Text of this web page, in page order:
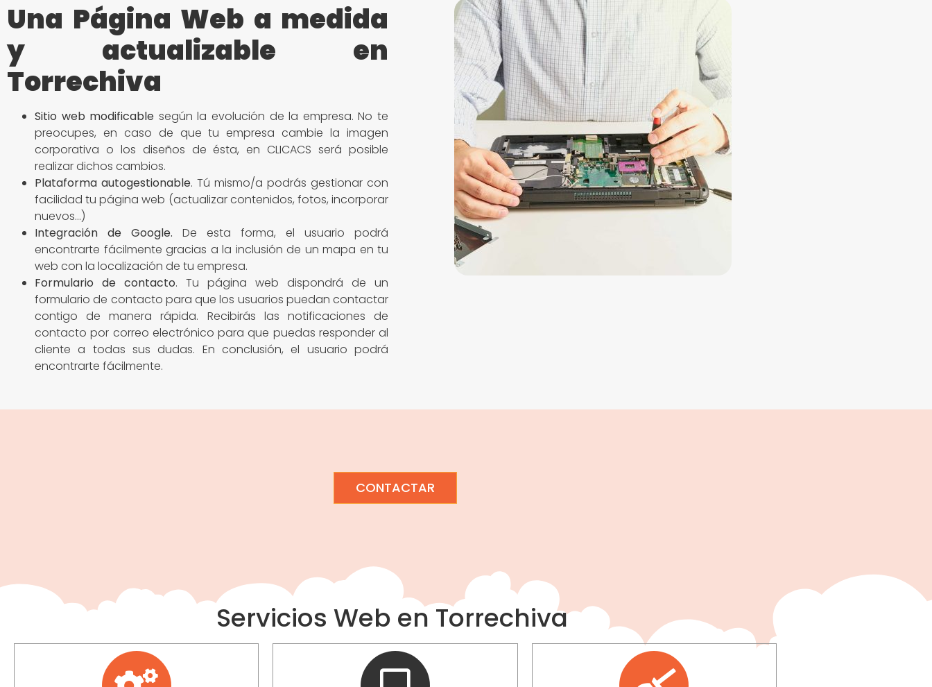
Una Página Web a medida
y actualizable en
Torrechiva
Sitio web modificable según la evolución de la empresa. No te
preocupes, en caso de que tu empresa cambie la imagen
corporativa o los diseños de ésta, en CLICACS será posible
realizar dichos cambios.
Plataforma autogestionable. Tú mismo/a podrás gestionar con
facilidad tu página web (actualizar contenidos, fotos, incorporar
nuevos…)
Integración de Google. De esta forma, el usuario podrá
encontrarte fácilmente gracias a la inclusión de un mapa en tu
web con la localización de tu empresa.
Formulario de contacto. Tu página web dispondrá de un
formulario de contacto para que los usuarios puedan contactar
contigo de manera rápida. Recibirás las notificaciones de
contacto por correo electrónico para que puedas responder al
cliente a todas sus dudas. En conclusión, el usuario podrá
encontrarte fácilmente.
CONTACTAR
Servicios Web en Torrechiva